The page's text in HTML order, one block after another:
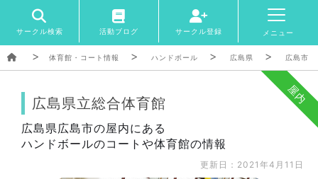
サークル検索 活動ブログ サークル登録 メニュー
体育館・コート情報 ハンドボール 広島県 広島市
屋内
広島県立総合体育館
広島県広島市の屋内にある
ハンドボールのコートや体育館の情報
更新日：2021年4月11日